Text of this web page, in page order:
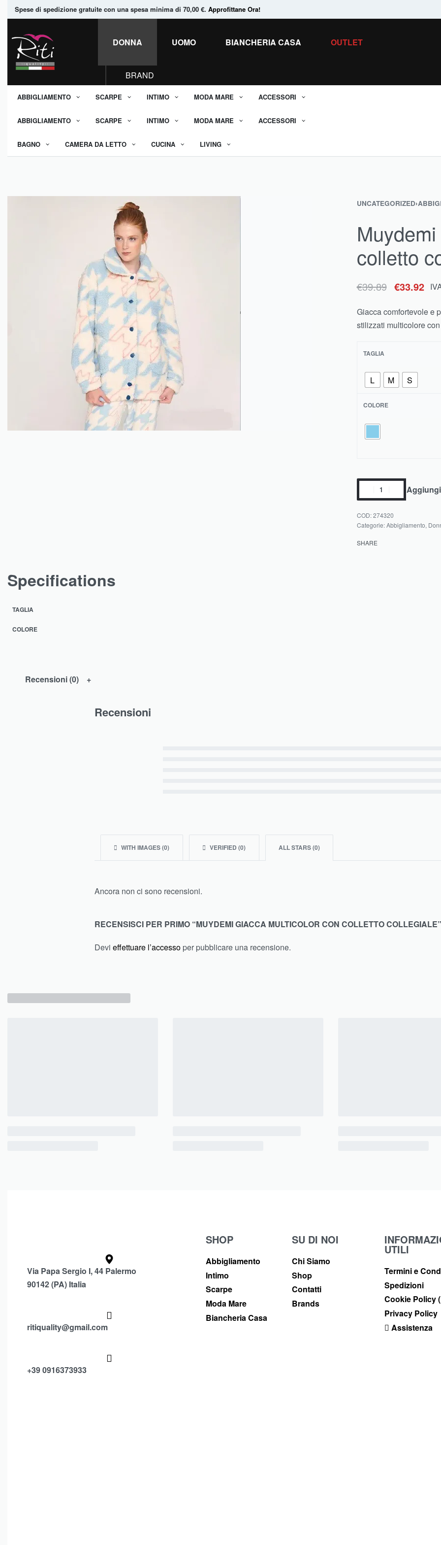
Spese di spedizione gratuite con una spesa minima di 70,00 €. Approfittane Ora!
DONNA UOMO BIANCHERIA CASA OUTLET
BRAND
ABBIGLIAMENTO SCARPE INTIMO MODA MARE ACCESSORI
ABBIGLIAMENTO SCARPE INTIMO MODA MARE ACCESSORI
BAGNO CAMERA DA LETTO CUCINA LIVING
UNCATEGORIZED›
colletto
€39.89 €33.92
Giacca comfortevole e
stilizzati multicolore
TAGLIA
L M S
COLORE
274320
Categorie:Abbigliamento,
SHARE
Specifications
TAGLIA
COLORE
Recensioni (0)
Recensioni
WITH IMAGES (0) VERIFIED (0) ALL STARS (0)
Ancora non ci sono recensioni.
RECENSISCI PER PRIMO “MUYDEMI GIACCA MULTICOLOR CON COLLETTO COLLEGIALE”
Devi effettuare l’accesso per pubblicare una recensione.
Via Papa Sergio I, 44 Palermo
90142 (PA) Italia
ritiquality@gmail.com
+39 0916373933
SHOP
Abbigliamento
Intimo
Scarpe
Moda Mare
Biancheria Casa
SU DI NOI
Chi Siamo
Shop
Contatti
Brands
UTILI
Termini e
Spedizioni
Cookie Policy
Privacy Policy
Assistenza